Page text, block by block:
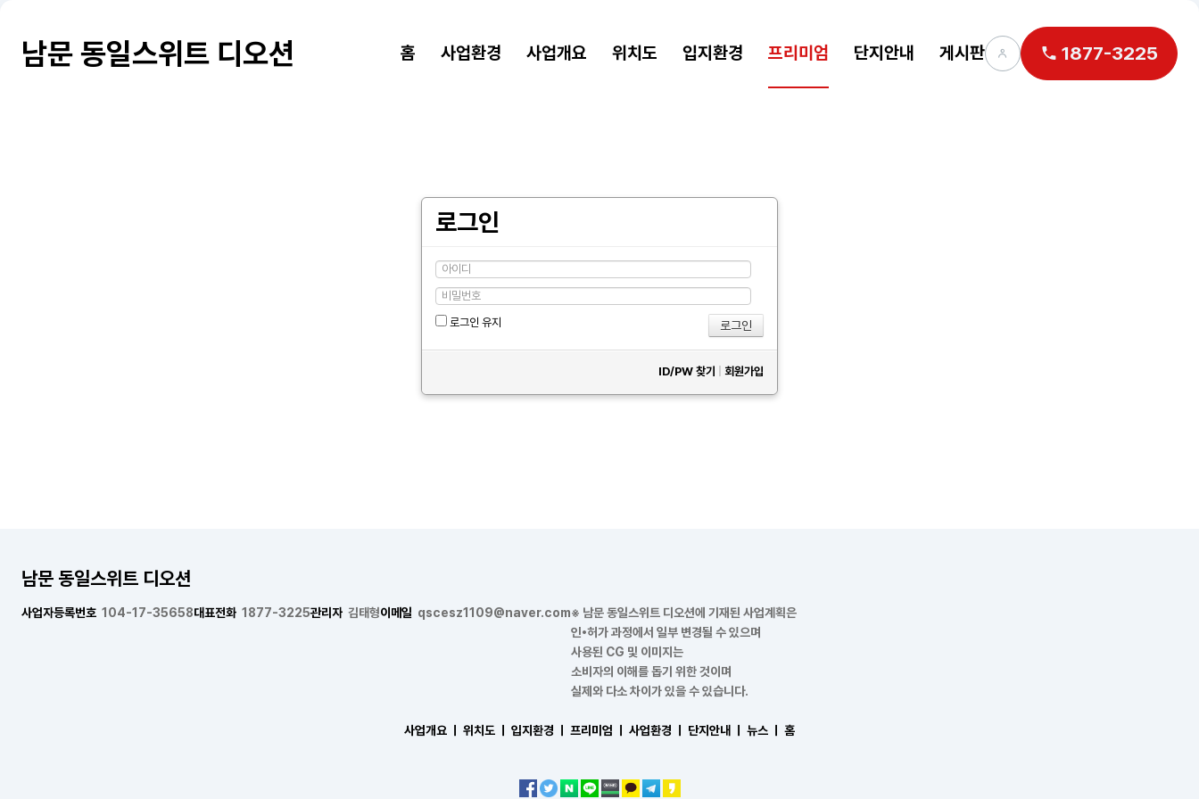
남문 동일스위트 디오션 홈 사업환경 사업개요 위치도 입지환경 프리미엄 단지안내 게시판 1877-3225
로그인
로그인 유지
ID/PW 찾기 회원가입
남문 동일스위트 디오션
사업자등록번호 104-17-35658대표전화 1877-3225관리자 김태형이메일 qscesz1109@naver.com※ 남문 동일스위트 디오션에 기재된 사업계획은
인•허가 과정에서 일부 변경될 수 있으며
사용된 CG 및 이미지는
소비자의 이해를 돕기 위한 것이며
실제와 다소 차이가 있을 수 있습니다.
사업개요 ㅣ 위치도 ㅣ 입지환경 ㅣ 프리미엄 ㅣ 사업환경 ㅣ 단지안내 ㅣ 뉴스 ㅣ 홈